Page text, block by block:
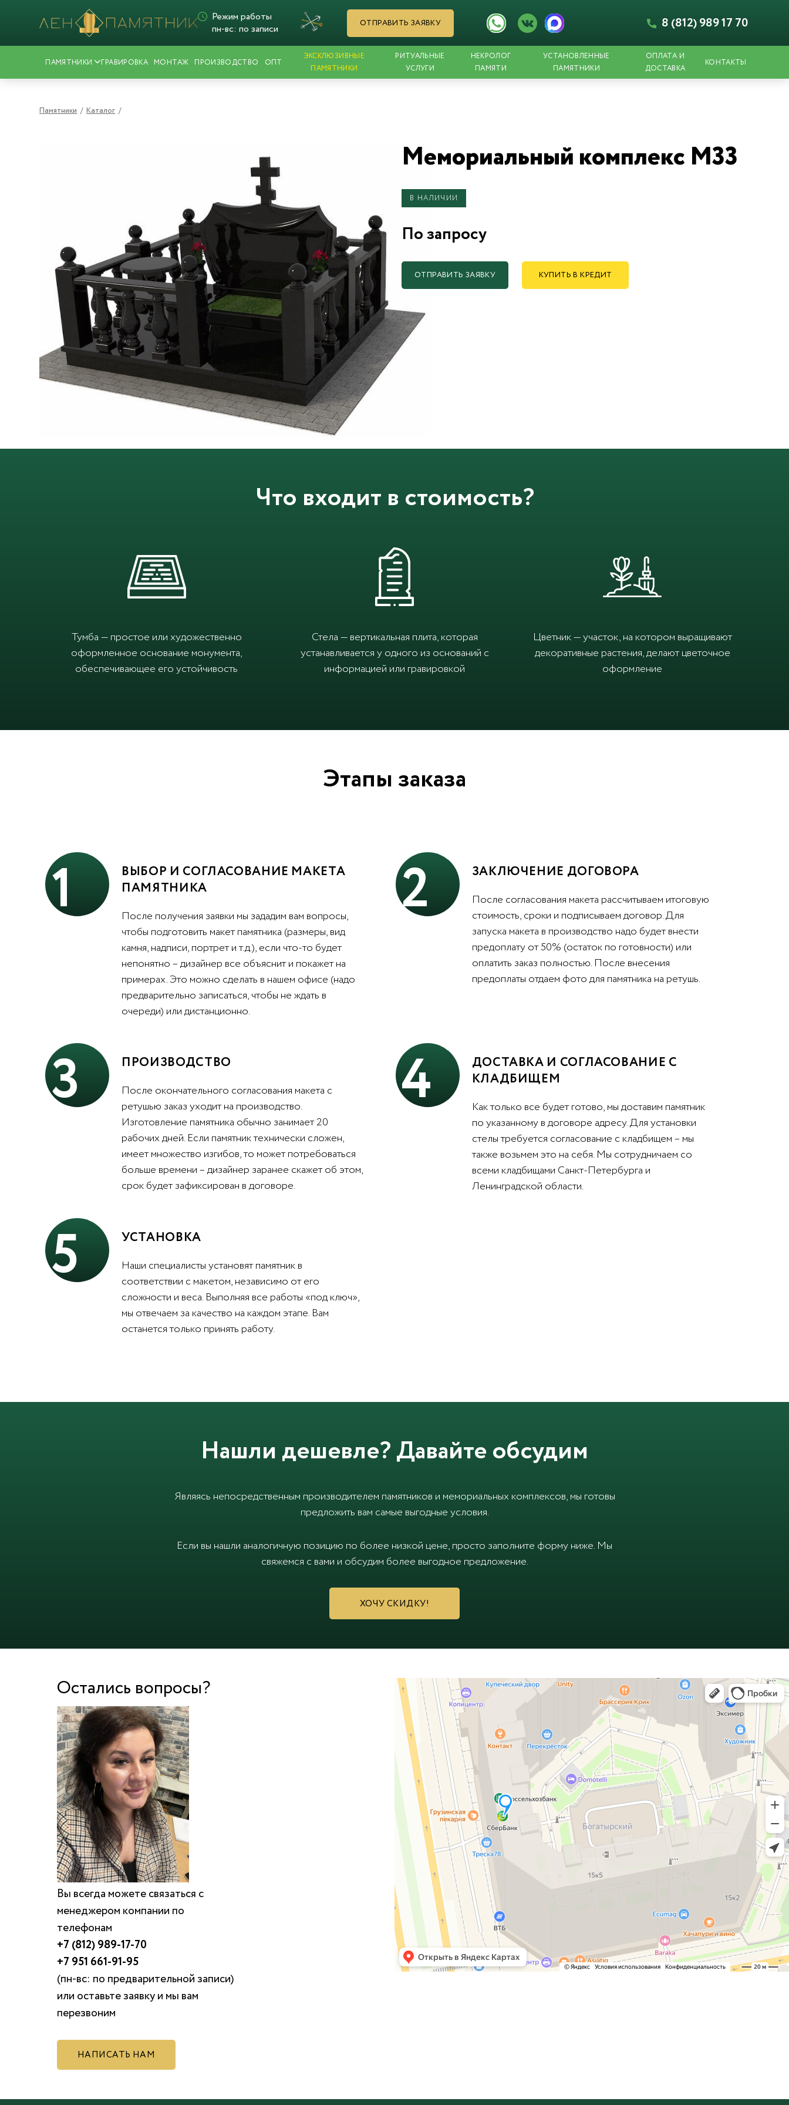
Режим работы
пн-вс: по записи
ОТПРАВИТЬ ЗАЯВКУ 8 (812) 989 17 70
ПАМЯТНИКИ ГРАВИРОВКА МОНТАЖ ПРОИЗВОДСТВО ОПТ
ЭКСКЛЮЗИВНЫЕ
ПАМЯТНИКИ
РИТУАЛЬНЫЕ
УСЛУГИ
НЕКРОЛОГ
ПАМЯТИ
УСТАНОВЛЕННЫЕ
ПАМЯТНИКИ
ОПЛАТА И
ДОСТАВКА
КОНТАКТЫ
Памятники/Каталог/
Мемориальный комплекс М33
В НАЛИЧИИ
По запросу
ОТПРАВИТЬ ЗАЯВКУ КУПИТЬ В КРЕДИТ
Что входит в стоимость?
Тумба — простое или художественно
оформленное основание монумента,
обеспечивающее его устойчивость
Стела — вертикальная плита, которая
устанавливается у одного из оснований с
информацией или гравировкой
Цветник — участок, на котором выращивают
декоративные растения, делают цветочное
оформление
Этапы заказа
1
ВЫБОР И СОГЛАСОВАНИЕ МАКЕТА
ПАМЯТНИКА
После получения заявки мы зададим вам вопросы,
чтобы подготовить макет памятника (размеры, вид
камня, надписи, портрет и т.д.), если что-то будет
непонятно – дизайнер все объяснит и покажет на
примерах. Это можно сделать в нашем офисе (надо
предварительно записаться, чтобы не ждать в
очереди) или дистанционно.
2 ЗАКЛЮЧЕНИЕ ДОГОВОРА
После согласования макета рассчитываем итоговую
стоимость, сроки и подписываем договор. Для
запуска макета в производство надо будет внести
предоплату от 50% (остаток по готовности) или
оплатить заказ полностью. После внесения
предоплаты отдаем фото для памятника на ретушь.
3 ПРОИЗВОДСТВО
После окончательного согласования макета с
ретушью заказ уходит на производство.
Изготовление памятника обычно занимает 20
рабочих дней. Если памятник технически сложен,
имеет множество изгибов, то может потребоваться
больше времени – дизайнер заранее скажет об этом,
срок будет зафиксирован в договоре.
4
ДОСТАВКА И СОГЛАСОВАНИЕ С
КЛАДБИЩЕМ
Как только все будет готово, мы доставим памятник
по указанному в договоре адресу. Для установки
стелы требуется согласование с кладбищем – мы
также возьмем это на себя. Мы сотрудничаем со
всеми кладбищами Санкт-Петербурга и
Ленинградской области.
5 УСТАНОВКА
Наши специалисты установят памятник в
соответствии с макетом, независимо от его
сложности и веса. Выполняя все работы «под ключ»,
мы отвечаем за качество на каждом этапе. Вам
останется только принять работу.
Нашли дешевле? Давайте обсудим
Являясь непосредственным производителем памятников и мемориальных комплексов, мы готовы
предложить вам самые выгодные условия.
Если вы нашли аналогичную позицию по более низкой цене, просто заполните форму ниже. Мы
свяжемся с вами и обсудим более выгодное предложение.
ХОЧУ СКИДКУ!
Остались вопросы?
Вы всегда можете связаться с
менеджером компании по
телефонам
+7 (812) 989-17-70
+7 951 661-91-95
(пн-вс: по предварительной записи)
или оставьте заявку и мы вам
перезвоним
НАПИСАТЬ НАМ